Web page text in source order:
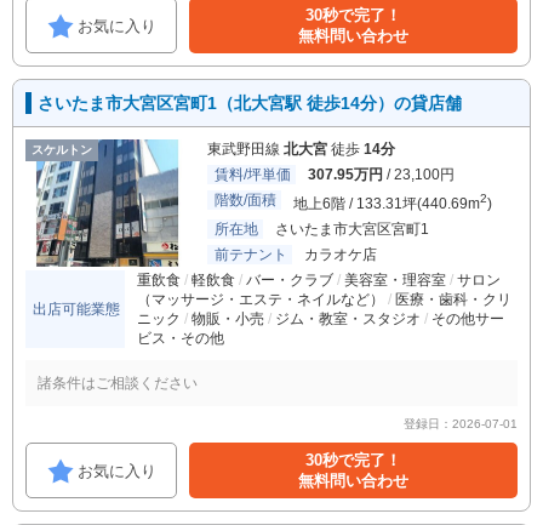
お気に入り
30秒で完了！
無料問い合わせ
さいたま市大宮区宮町1（北大宮駅 徒歩14分）の貸店舗
スケルトン 東武野田線 北大宮 徒歩 14分
賃料/坪単価
307.95万円 / 23,100円
階数/面積
地上6階 / 133.31坪(440.69m2)
所在地
さいたま市大宮区宮町1
前テナント
カラオケ店
出店可能業態
重飲食 軽飲食 バー・クラブ 美容室・理容室
サロン
（マッサージ・エステ・ネイルなど）
医療・歯科・クリ
ニック
物販・小売 ジム・教室・スタジオ
その他サー
ビス・その他
諸条件はご相談ください
登録日：2026-07-01
お気に入り
30秒で完了！
無料問い合わせ